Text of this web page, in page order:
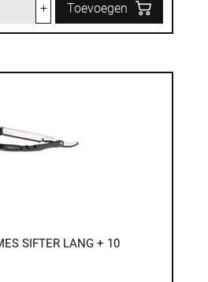
+ Toevoegen
SIFTER LANG + 10